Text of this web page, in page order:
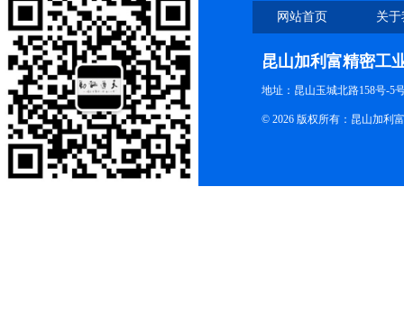
网站首页 关
昆山加利富精密工
地址：昆山玉城北路158号-5
© 2026 版权所有：昆山加利